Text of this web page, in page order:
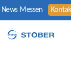
News Messen